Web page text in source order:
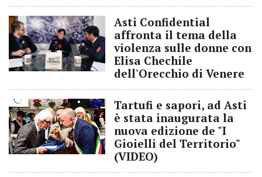
Asti Confidential
affronta il tema della
violenza sulle donne con
Elisa Chechile
dell'Orecchio di Venere
Tartufi e sapori, ad Asti
è stata inaugurata la
nuova edizione de "I
Gioielli del Territorio"
(VIDEO)